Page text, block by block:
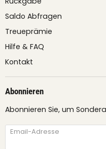
Saldo Abfragen
Treueprämie
Hilfe & FAQ
Kontakt
Abonnieren
Abonnieren Sie, um
Email-Adresse